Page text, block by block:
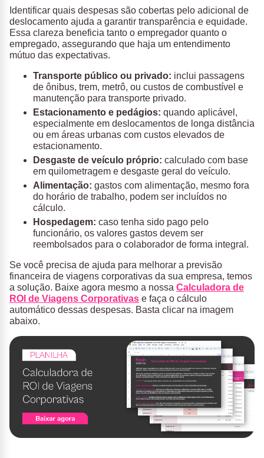
Identificar quais despesas são cobertas pelo adicional de
deslocamento ajuda a garantir transparência e equidade.
Essa clareza beneficia tanto o empregador quanto o
empregado, assegurando que haja um entendimento
mútuo das expectativas.
Transporte público ou privado: inclui passagens
de ônibus, trem, metrô, ou custos de combustível e
manutenção para transporte privado.
Estacionamento e pedágios: quando aplicável,
especialmente em deslocamentos de longa distância
ou em áreas urbanas com custos elevados de
estacionamento.
Desgaste de veículo próprio: calculado com base
em quilometragem e desgaste geral do veículo.
Alimentação: gastos com alimentação, mesmo fora
do horário de trabalho, podem ser incluídos no
cálculo.
Hospedagem: caso tenha sido pago pelo
funcionário, os valores gastos devem ser
reembolsados para o colaborador de forma integral.
Se você precisa de ajuda para melhorar a previsão
financeira de viagens corporativas da sua empresa, temos
a solução. Baixe agora mesmo a nossa Calculadora de
ROI de Viagens Corporativas e faça o cálculo
automático dessas despesas. Basta clicar na imagem
abaixo.